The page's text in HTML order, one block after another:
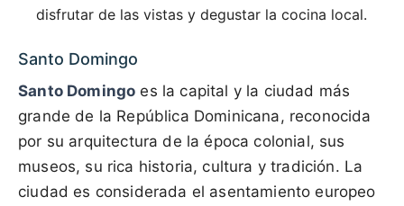
disfrutar de las vistas y degustar la cocina local.
Santo Domingo
Santo Domingo es la capital y la ciudad más
grande de la República Dominicana, reconocida
por su arquitectura de la época colonial, sus
museos, su rica historia, cultura y tradición. La
ciudad es considerada el asentamiento europeo